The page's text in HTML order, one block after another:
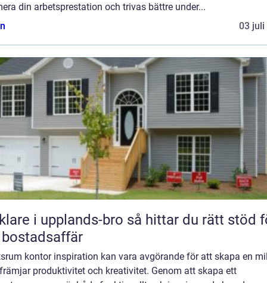
din arbetsprestation och trivas bättre under...
03 juli
i upplands-bro så hittar du rätt stöd för
kontor inspiration kan vara avgörande för att skapa en
produktivitet och kreativitet. Genom att skapa ett